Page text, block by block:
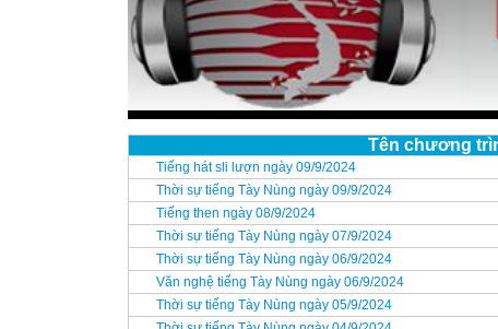
Tên chương
Tiếng hát sli lượn ngày 09/9/2024
Thời sự tiếng Tày Nùng ngày 09/9/2024
Tiếng then ngày 08/9/2024
Thời sự tiếng Tày Nùng ngày 07/9/2024
Thời sự tiếng Tày Nùng ngày 06/9/2024
Văn nghệ tiếng Tày Nùng ngày 06/9/2024
Thời sự tiếng Tày Nùng ngày 05/9/2024